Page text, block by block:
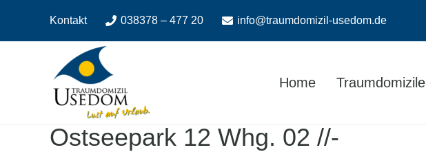
Navigation
Kontakt 038378 – 477 20 info@traumdomizil-usedom.de
Home Traumdomizile
Ostseepark 12 Whg. 02 //-